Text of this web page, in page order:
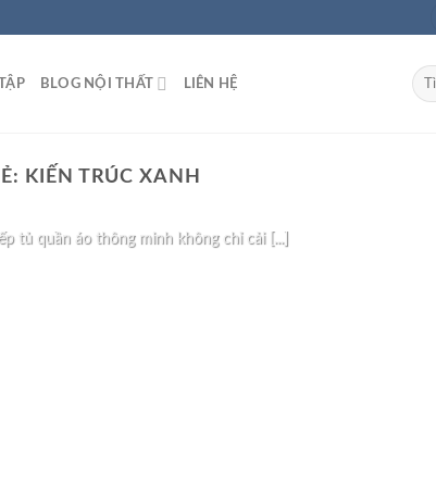
BLOG NỘI THẤT LIÊN HỆ
Tìm
kiếm:
KIẾN TRÚC XANH
BLOG NỘI THẤT
Minh Giúp Tối Ưu Không Gian Lưu Trữ
tủ quần áo thông minh không chỉ cải [...]